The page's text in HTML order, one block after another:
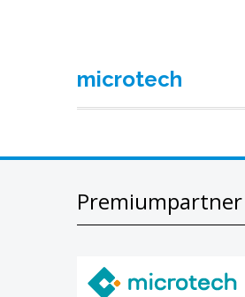
microtech